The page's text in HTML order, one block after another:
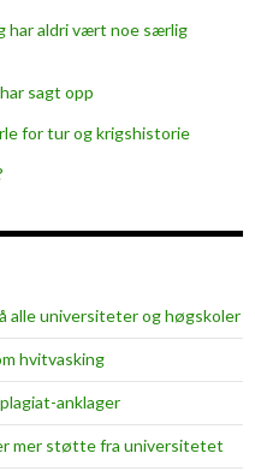
har aldri vært noe særlig
sagt opp
for tur og krigshistorie
alle universiteter og høgskoler
hvitvasking
anklager
mer støtte fra universitetet